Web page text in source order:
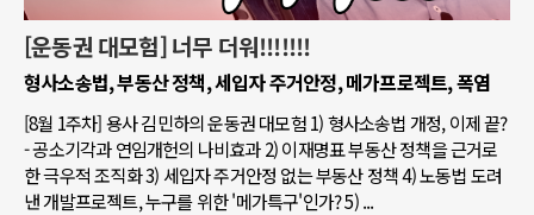
[운동권 대모험] 너무 더워!!!!!!!
형사소송법, 부동산 정책, 세입자 주거안정, 메가프로젝트, 폭염
[8월 1주차] 용사 김민하의 운동권 대모험 1) 형사소송법 개정, 이제 끝?
- 공소기각과 연임개헌의 나비효과 2) 이재명표 부동산 정책을 근거로
한 극우적 조직화 3) 세입자 주거안정 없는 부동산 정책 4) 노동법 도려
낸 개발프로젝트, 누구를 위한 '메가특구'인가? 5) ...